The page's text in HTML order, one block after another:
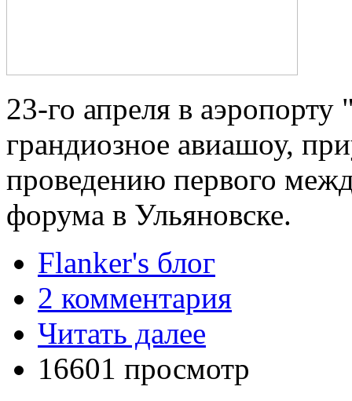
23-го апреля в
грандиозное авиашоу,
проведению первого
форума в Ульяновске.
Flanker's блог
2 комментария
Читать далее
16601 просмотр